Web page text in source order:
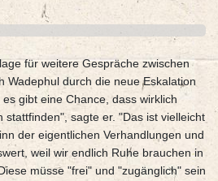
für weitere Gespräche zwischen
Wadephul durch die neue Eskalation
gibt eine Chance, dass wirklich
stattfinden", sagte er. "Das ist vielleicht
der eigentlichen Verhandlungen und
weil wir endlich Ruhe brauchen in
müsse "frei" und "zugänglich" sein